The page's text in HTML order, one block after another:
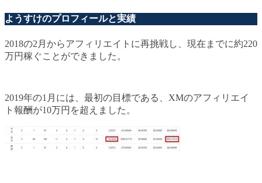
ようすけのプロフィールと実績
2018の2月からアフィリエイトに再挑戦し、現在までに約220
万円稼ぐことができました。
2019年の1月には、最初の目標である、XMのアフィリエイ
ト報酬が10万円を超えました。